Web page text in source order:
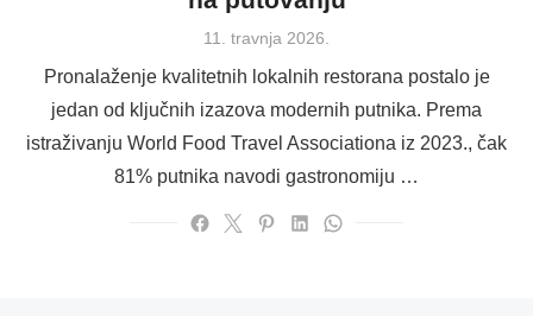
Posted
11. travnja 2026.
Pronalaženje kvalitetnih lokalnih restorana postalo je
jedan od ključnih izazova modernih putnika. Prema
istraživanju World Food Travel Associationa iz 2023., čak
81% putnika navodi gastronomiju …